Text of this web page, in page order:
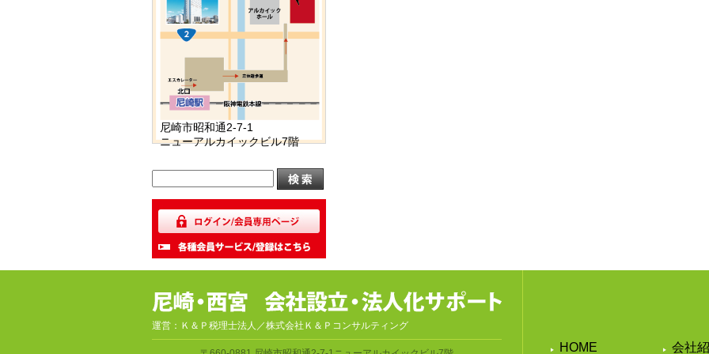
尼崎市昭和通2-7-1
ニューアルカイックビル7階
運営：Ｋ＆Ｐ税理士法人／株式会社Ｋ＆Ｐコンサルティング
HOME 会社